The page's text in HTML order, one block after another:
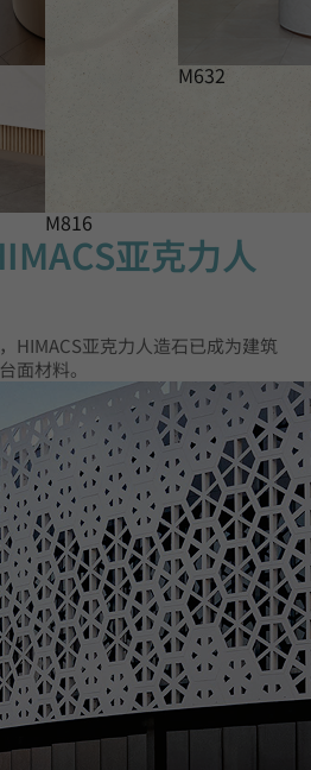
M816
M632
亚克力人
HIMACS亚克力人造石已成为建筑
面材料。